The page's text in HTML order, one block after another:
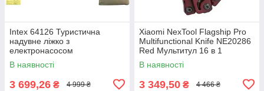
Intex 64126 Туристична
надувне ліжко з
електронасосом
В наявності
3 699,26 ₴ 4 999 ₴
Xiaomi NexTool Flagship Pro
Multifunctional Knife NE20286
Red Мультитул 16 в 1
В наявності
3 349,50 ₴ 4 466 ₴